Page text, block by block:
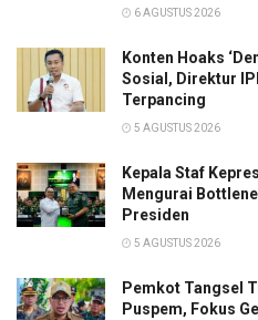
6 AGUSTUS 2026
Konten Hoaks
Sosial, Direktur
Terpancing
5 AGUSTUS 2026
Kepala Staf
Mengurai
Presiden
5 AGUSTUS 2026
Pemkot Tangsel
Puspem, Fokus